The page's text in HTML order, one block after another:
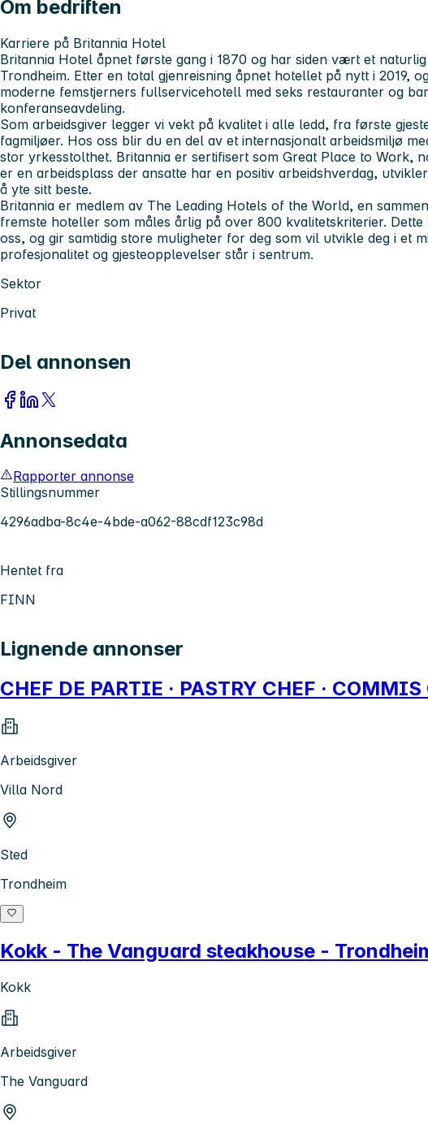
Om bedriften
Karriere på Britannia Hotel
Britannia Hotel åpnet første gang i 1870 og har siden vært et
Trondheim. Etter en total gjenreisning åpnet hotellet på nytt i 2019,
moderne femstjerners fullservicehotell med seks restauranter og
konferanseavdeling.
Som arbeidsgiver legger vi vekt på kvalitet i alle ledd, fra første
fagmiljøer. Hos oss blir du en del av et internasjonalt arbeidsmiljø
stor yrkesstolthet. Britannia er sertifisert som Great Place to Work,
er en arbeidsplass der ansatte har en positiv arbeidshverdag,
å yte sitt beste.
Britannia er medlem av The Leading Hotels of the World, en
fremste hoteller som måles årlig på over 800 kvalitetskriterier.
oss, og gir samtidig store muligheter for deg som vil utvikle deg i et
profesjonalitet og gjesteopplevelser står i sentrum.
Sektor
Privat
Del annonsen
Annonsedata
Rapporter annonse
Stillingsnummer
4296adba-8c4e-4bde-a062-88cdf123c98d
Hentet fra
FINN
Lignende annonser
CHEF DE PARTIE · PASTRY CHEF · COMMIS
Arbeidsgiver
Villa Nord
Sted
Trondheim
Kokk - The Vanguard steakhouse -
Kokk
Arbeidsgiver
The Vanguard